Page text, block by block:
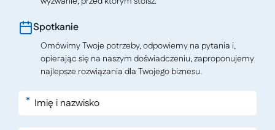
Spotkanie
Omówimy Twoje potrzeby, odpowiemy na pytania i,
opierając się na naszym doświadczeniu, zaproponujemy
najlepsze rozwiązania dla Twojego biznesu.
*